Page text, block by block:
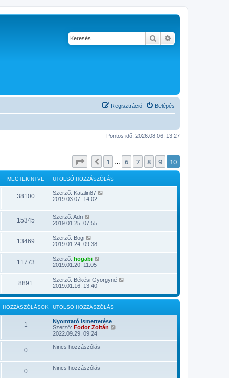
Keresés
Belépés
Regisztráció
Pontos idő: 2026.08.06. 13:27
Oldal: 10 10
Előző
1 6 7 8 9 10
MEGTEKINTVE UTOLSÓ HOZZÁSZÓLÁS
38100 Szerző: Katalin87
2019.03.07. 14:02
15345 Szerző: Adri
2019.01.25. 07:55
13469 Szerző: Bogi
2019.01.24. 09:38
11773 Szerző: hogabi
2019.01.20. 11:05
8891 Szerző: Békési Györgyné
2019.01.16. 13:40
HOZZÁSZÓLÁSOK UTOLSÓ HOZZÁSZÓLÁS
1
Nyomtató ismertetése
Szerző: Fodor Zoltán
o
h
2022.09.29. 09:24
0 Nincs hozzászólás
0 Nincs hozzászólás